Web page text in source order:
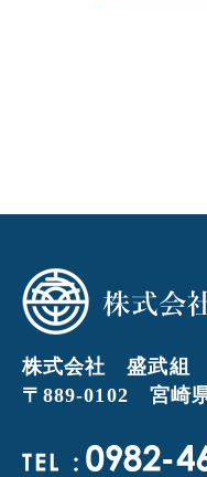
株式会社 盛武組
〒889-0102 宮崎